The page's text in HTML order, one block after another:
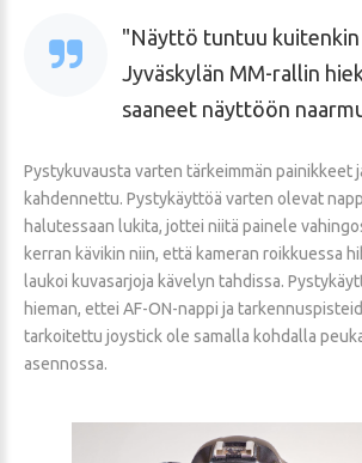
Näyttö tuntuu kuitenkin
Jyväskylän MM-rallin
saaneet näyttöön
Pystykuvausta varten tärkeimmän painikkeet
kahdennettu. Pystykäyttöä varten olevat
halutessaan lukita, jottei niitä painele
kerran kävikin niin, että kameran roikkuessa
laukoi kuvasarjoja kävelyn tahdissa.
hieman, ettei AF-ON-nappi ja
tarkoitettu joystick ole samalla kohdalla
asennossa.